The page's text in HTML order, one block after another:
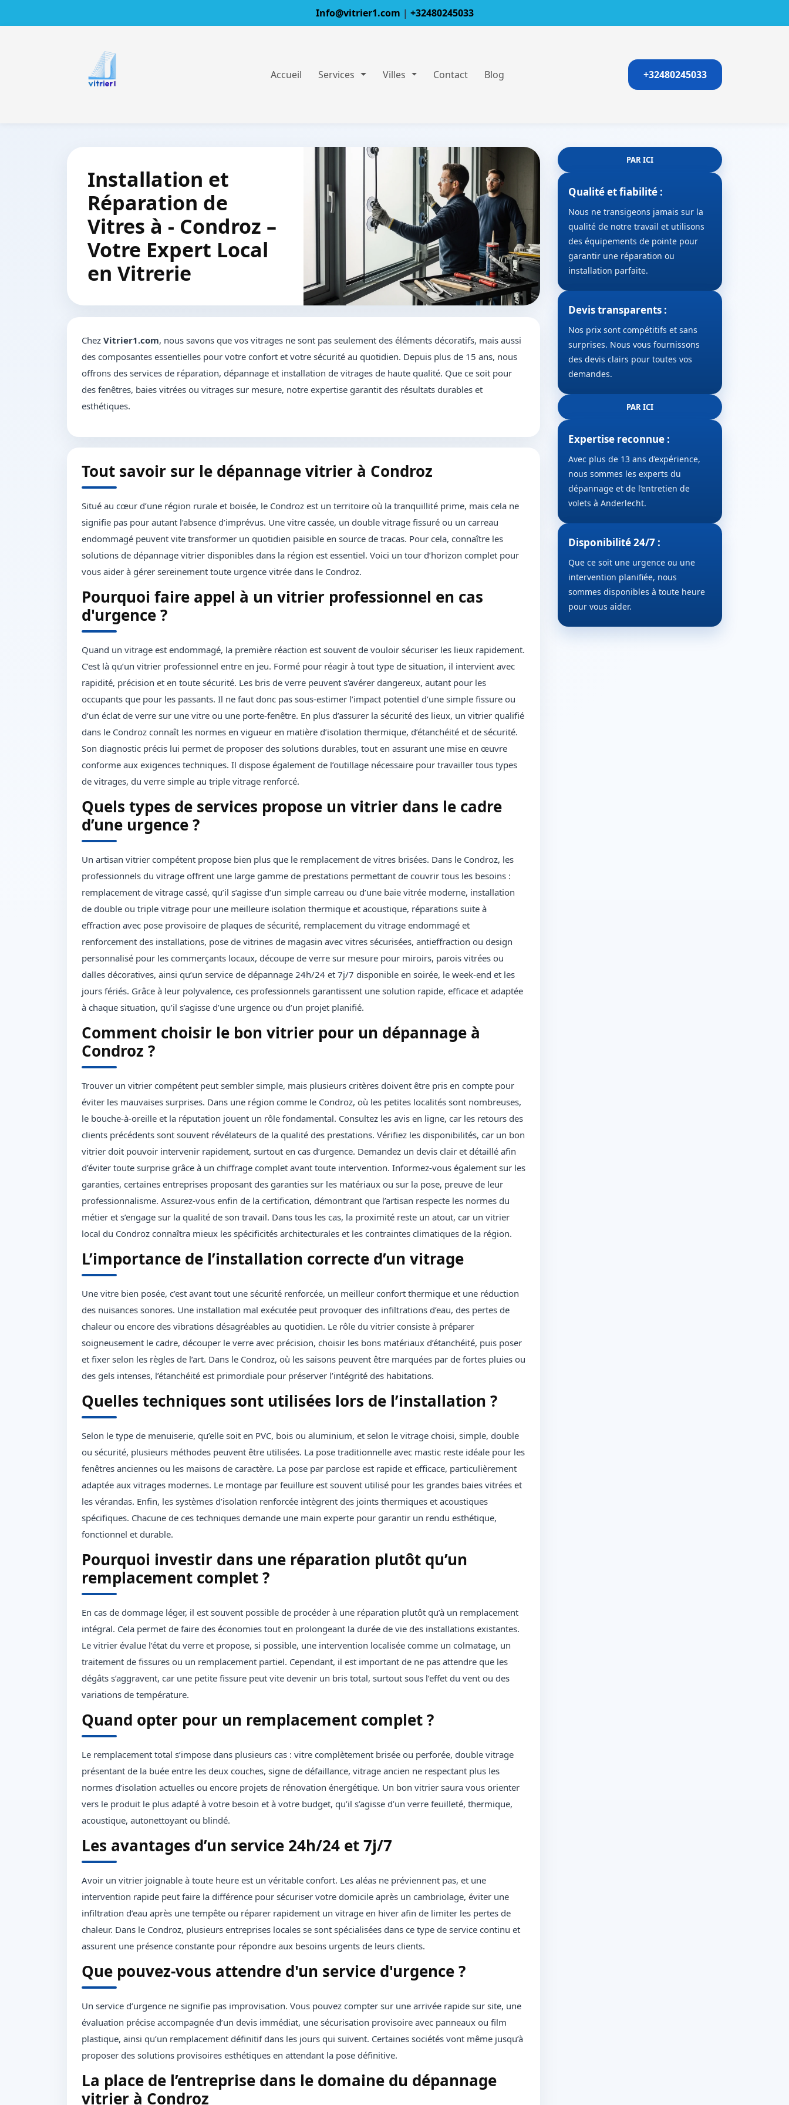
Info@vitrier1.com | +32480245033
Accueil Services Villes Contact Blog +32480245033
Installation et
Réparation de
Vitres à - Condroz –
Votre Expert Local
en Vitrerie
Chez Vitrier1.com, nous savons que vos vitrages ne sont pas seulement des éléments décoratifs, mais aussi
des composantes essentielles pour votre confort et votre sécurité au quotidien. Depuis plus de 15 ans, nous
offrons des services de réparation, dépannage et installation de vitrages de haute qualité. Que ce soit pour
des fenêtres, baies vitrées ou vitrages sur mesure, notre expertise garantit des résultats durables et
esthétiques.
Tout savoir sur le dépannage vitrier à Condroz
Situé au cœur d’une région rurale et boisée, le Condroz est un territoire où la tranquillité prime, mais cela ne
signifie pas pour autant l’absence d’imprévus. Une vitre cassée, un double vitrage fissuré ou un carreau
endommagé peuvent vite transformer un quotidien paisible en source de tracas. Pour cela, connaître les
solutions de dépannage vitrier disponibles dans la région est essentiel. Voici un tour d’horizon complet pour
vous aider à gérer sereinement toute urgence vitrée dans le Condroz.
Pourquoi faire appel à un vitrier professionnel en cas
d'urgence ?
Quand un vitrage est endommagé, la première réaction est souvent de vouloir sécuriser les lieux rapidement.
C’est là qu’un vitrier professionnel entre en jeu. Formé pour réagir à tout type de situation, il intervient avec
rapidité, précision et en toute sécurité. Les bris de verre peuvent s'avérer dangereux, autant pour les
occupants que pour les passants. Il ne faut donc pas sous-estimer l’impact potentiel d’une simple fissure ou
d’un éclat de verre sur une vitre ou une porte-fenêtre. En plus d’assurer la sécurité des lieux, un vitrier qualifié
dans le Condroz connaît les normes en vigueur en matière d’isolation thermique, d’étanchéité et de sécurité.
Son diagnostic précis lui permet de proposer des solutions durables, tout en assurant une mise en œuvre
conforme aux exigences techniques. Il dispose également de l’outillage nécessaire pour travailler tous types
de vitrages, du verre simple au triple vitrage renforcé.
Quels types de services propose un vitrier dans le cadre
d’une urgence ?
Un artisan vitrier compétent propose bien plus que le remplacement de vitres brisées. Dans le Condroz, les
professionnels du vitrage offrent une large gamme de prestations permettant de couvrir tous les besoins :
remplacement de vitrage cassé, qu’il s’agisse d’un simple carreau ou d’une baie vitrée moderne, installation
de double ou triple vitrage pour une meilleure isolation thermique et acoustique, réparations suite à
effraction avec pose provisoire de plaques de sécurité, remplacement du vitrage endommagé et
renforcement des installations, pose de vitrines de magasin avec vitres sécurisées, antieffraction ou design
personnalisé pour les commerçants locaux, découpe de verre sur mesure pour miroirs, parois vitrées ou
dalles décoratives, ainsi qu’un service de dépannage 24h/24 et 7j/7 disponible en soirée, le week-end et les
jours fériés. Grâce à leur polyvalence, ces professionnels garantissent une solution rapide, efficace et adaptée
à chaque situation, qu’il s’agisse d’une urgence ou d’un projet planifié.
Comment choisir le bon vitrier pour un dépannage à
Condroz ?
Trouver un vitrier compétent peut sembler simple, mais plusieurs critères doivent être pris en compte pour
éviter les mauvaises surprises. Dans une région comme le Condroz, où les petites localités sont nombreuses,
le bouche-à-oreille et la réputation jouent un rôle fondamental. Consultez les avis en ligne, car les retours des
clients précédents sont souvent révélateurs de la qualité des prestations. Vérifiez les disponibilités, car un bon
vitrier doit pouvoir intervenir rapidement, surtout en cas d’urgence. Demandez un devis clair et détaillé afin
d’éviter toute surprise grâce à un chiffrage complet avant toute intervention. Informez-vous également sur les
garanties, certaines entreprises proposant des garanties sur les matériaux ou sur la pose, preuve de leur
professionnalisme. Assurez-vous enfin de la certification, démontrant que l’artisan respecte les normes du
métier et s’engage sur la qualité de son travail. Dans tous les cas, la proximité reste un atout, car un vitrier
local du Condroz connaîtra mieux les spécificités architecturales et les contraintes climatiques de la région.
L’importance de l’installation correcte d’un vitrage
Une vitre bien posée, c’est avant tout une sécurité renforcée, un meilleur confort thermique et une réduction
des nuisances sonores. Une installation mal exécutée peut provoquer des infiltrations d’eau, des pertes de
chaleur ou encore des vibrations désagréables au quotidien. Le rôle du vitrier consiste à préparer
soigneusement le cadre, découper le verre avec précision, choisir les bons matériaux d’étanchéité, puis poser
et fixer selon les règles de l’art. Dans le Condroz, où les saisons peuvent être marquées par de fortes pluies ou
des gels intenses, l’étanchéité est primordiale pour préserver l’intégrité des habitations.
Quelles techniques sont utilisées lors de l’installation ?
Selon le type de menuiserie, qu’elle soit en PVC, bois ou aluminium, et selon le vitrage choisi, simple, double
ou sécurité, plusieurs méthodes peuvent être utilisées. La pose traditionnelle avec mastic reste idéale pour les
fenêtres anciennes ou les maisons de caractère. La pose par parclose est rapide et efficace, particulièrement
adaptée aux vitrages modernes. Le montage par feuillure est souvent utilisé pour les grandes baies vitrées et
les vérandas. Enfin, les systèmes d’isolation renforcée intègrent des joints thermiques et acoustiques
spécifiques. Chacune de ces techniques demande une main experte pour garantir un rendu esthétique,
fonctionnel et durable.
Pourquoi investir dans une réparation plutôt qu’un
remplacement complet ?
En cas de dommage léger, il est souvent possible de procéder à une réparation plutôt qu’à un remplacement
intégral. Cela permet de faire des économies tout en prolongeant la durée de vie des installations existantes.
Le vitrier évalue l’état du verre et propose, si possible, une intervention localisée comme un colmatage, un
traitement de fissures ou un remplacement partiel. Cependant, il est important de ne pas attendre que les
dégâts s’aggravent, car une petite fissure peut vite devenir un bris total, surtout sous l’effet du vent ou des
variations de température.
Quand opter pour un remplacement complet ?
Le remplacement total s’impose dans plusieurs cas : vitre complètement brisée ou perforée, double vitrage
présentant de la buée entre les deux couches, signe de défaillance, vitrage ancien ne respectant plus les
normes d’isolation actuelles ou encore projets de rénovation énergétique. Un bon vitrier saura vous orienter
vers le produit le plus adapté à votre besoin et à votre budget, qu’il s’agisse d’un verre feuilleté, thermique,
acoustique, autonettoyant ou blindé.
Les avantages d’un service 24h/24 et 7j/7
Avoir un vitrier joignable à toute heure est un véritable confort. Les aléas ne préviennent pas, et une
intervention rapide peut faire la différence pour sécuriser votre domicile après un cambriolage, éviter une
infiltration d’eau après une tempête ou réparer rapidement un vitrage en hiver afin de limiter les pertes de
chaleur. Dans le Condroz, plusieurs entreprises locales se sont spécialisées dans ce type de service continu et
assurent une présence constante pour répondre aux besoins urgents de leurs clients.
Que pouvez-vous attendre d'un service d'urgence ?
Un service d’urgence ne signifie pas improvisation. Vous pouvez compter sur une arrivée rapide sur site, une
évaluation précise accompagnée d’un devis immédiat, une sécurisation provisoire avec panneaux ou film
plastique, ainsi qu’un remplacement définitif dans les jours qui suivent. Certaines sociétés vont même jusqu’à
proposer des solutions provisoires esthétiques en attendant la pose définitive.
La place de l’entreprise dans le domaine du dépannage
vitrier à Condroz
PAR ICI
Qualité et fiabilité :
Nous ne transigeons jamais sur la
qualité de notre travail et utilisons
des équipements de pointe pour
garantir une réparation ou
installation parfaite.
Devis transparents :
Nos prix sont compétitifs et sans
surprises. Nous vous fournissons
des devis clairs pour toutes vos
demandes.
PAR ICI
Expertise reconnue :
Avec plus de 13 ans d’expérience,
nous sommes les experts du
dépannage et de l’entretien de
volets à Anderlecht.
Disponibilité 24/7 :
Que ce soit une urgence ou une
intervention planifiée, nous
sommes disponibles à toute heure
pour vous aider.